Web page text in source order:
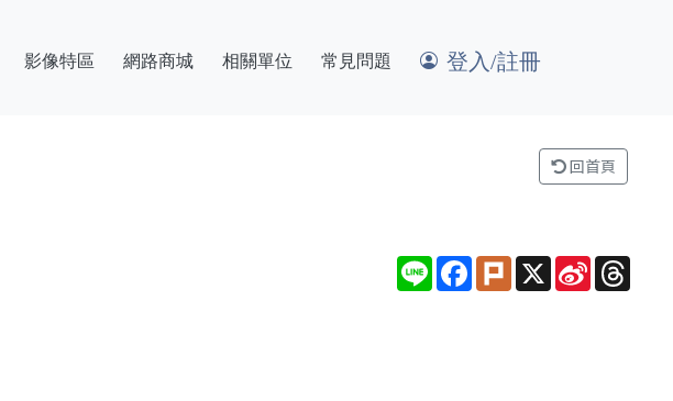
影像特區 網路商城 相關單位 常見問題 登入/註冊
回首頁
Line Facebook
PlurkX Sina
Weibo